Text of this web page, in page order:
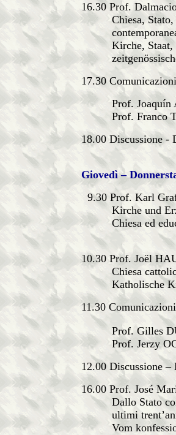
16.30 Prof.
Chiesa, Stato,
Kirche, Staat,
17.30
Prof. Joaquín
Prof. Franco
18.00 Discussione -
Giovedì –
9.30 Prof. Karl
Kirche und
Chiesa ed
10.30 Prof. Joël
Chiesa cattolica
Katholische
11.30
Prof. Gilles
Prof. Jerzy
12.00 Discussione –
16.00 Prof. José
Dallo Stato
ultimi
Vom